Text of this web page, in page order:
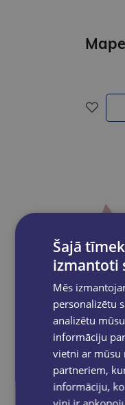
Šajā
izmantoti
Mēs
personalizētu
analizētu
informāciju
vietni ar mūsu
partneriem,
informāciju,